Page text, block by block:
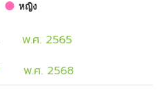
หญิง
พ.ศ. 2565
พ.ศ. 2568